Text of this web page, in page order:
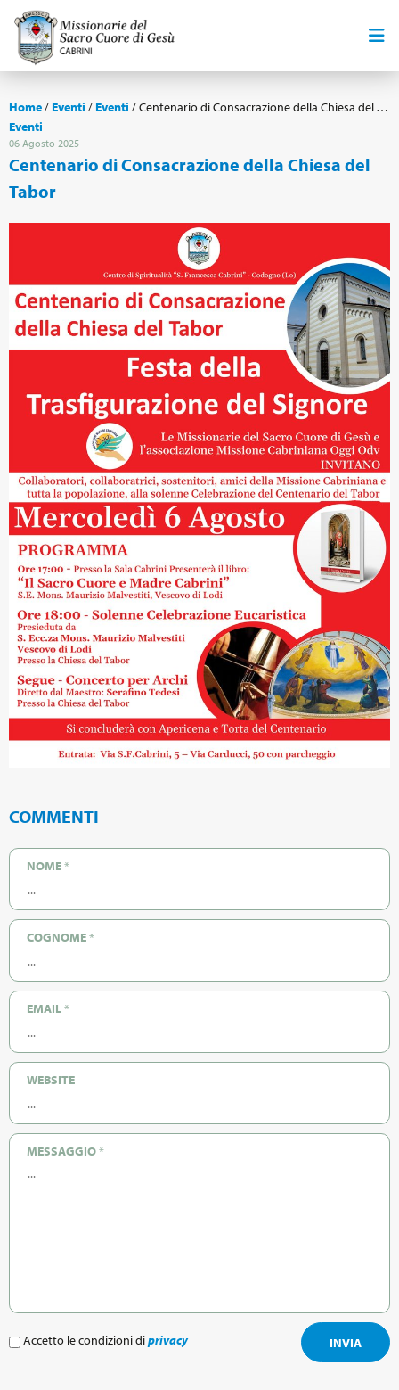
Home/ Eventi / Eventi /Centenario di Consacrazione della Chiesa del Tabor
Eventi
06 Agosto 2025
Centenario di Consacrazione della Chiesa del
Tabor
COMMENTI
NOME*
COGNOME*
EMAIL*
WEBSITE
MESSAGGIO*
Accetto le condizioni diprivacy INVIA